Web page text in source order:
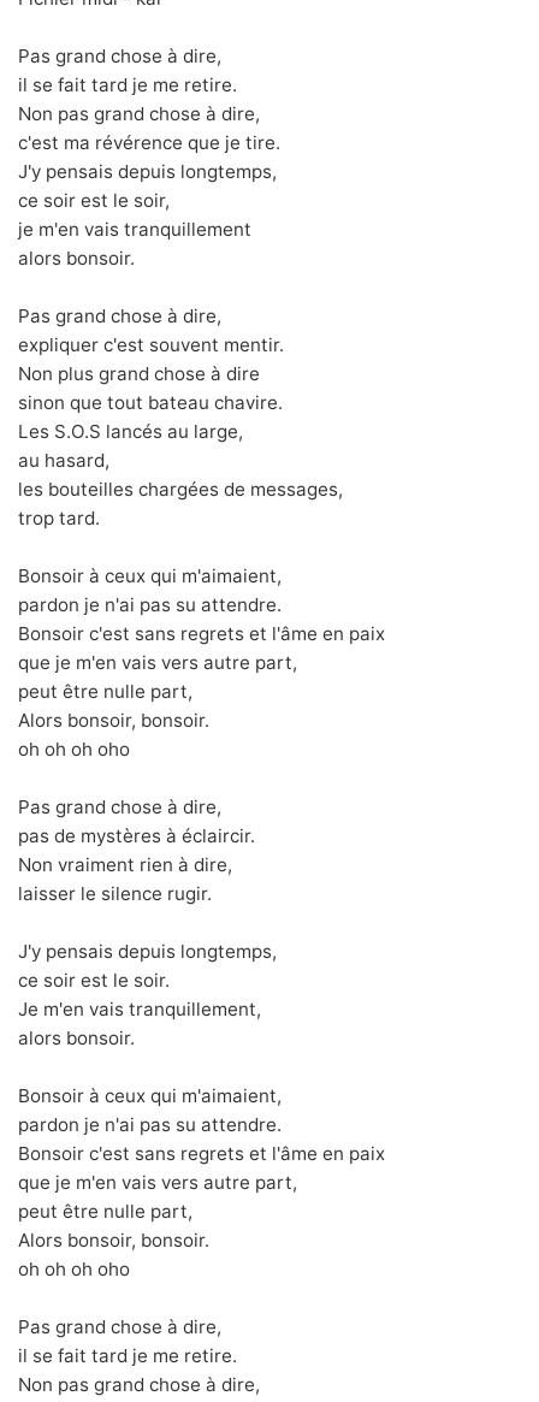
Pas grand chose à dire,
il se fait tard je me retire.
Non pas grand chose à dire,
c'est ma révérence que je tire.
J'y pensais depuis longtemps,
ce soir est le soir,
je m'en vais tranquillement
alors bonsoir.
Pas grand chose à dire,
expliquer c'est souvent mentir.
Non plus grand chose à dire
sinon que tout bateau chavire.
Les S.O.S lancés au large,
au hasard,
les bouteilles chargées de messages,
trop tard.
Bonsoir à ceux qui m'aimaient,
pardon je n'ai pas su attendre.
Bonsoir c'est sans regrets et l'âme en paix
que je m'en vais vers autre part,
peut être nulle part,
Alors bonsoir, bonsoir.
oh oh oh oho
Pas grand chose à dire,
pas de mystères à éclaircir.
Non vraiment rien à dire,
laisser le silence rugir.
J'y pensais depuis longtemps,
ce soir est le soir.
Je m'en vais tranquillement,
alors bonsoir.
Bonsoir à ceux qui m'aimaient,
pardon je n'ai pas su attendre.
Bonsoir c'est sans regrets et l'âme en paix
que je m'en vais vers autre part,
peut être nulle part,
Alors bonsoir, bonsoir.
oh oh oh oho
Pas grand chose à dire,
il se fait tard je me retire.
Non pas grand chose à dire,